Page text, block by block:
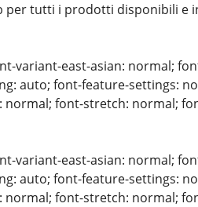
tutti i prodotti disponibili e
variant-east-asian: normal;
auto; font-feature-settings:
font-stretch: normal;
variant-east-asian: normal;
auto; font-feature-settings:
font-stretch: normal;